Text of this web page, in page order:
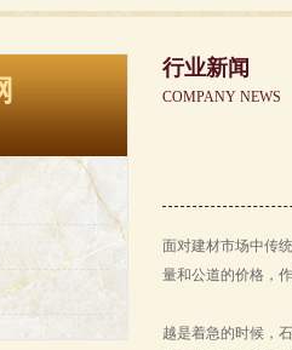
行业新闻
COMPANY NEWS
面对建材市场中传
量和公道的价格，
越是着急的时候，